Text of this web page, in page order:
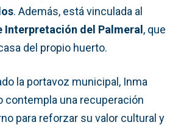
. Además, está vinculada al
Interpretación del Palmeral, que
del propio huerto.
la portavoz municipal, Inma
contempla una recuperación
para reforzar su valor cultural y